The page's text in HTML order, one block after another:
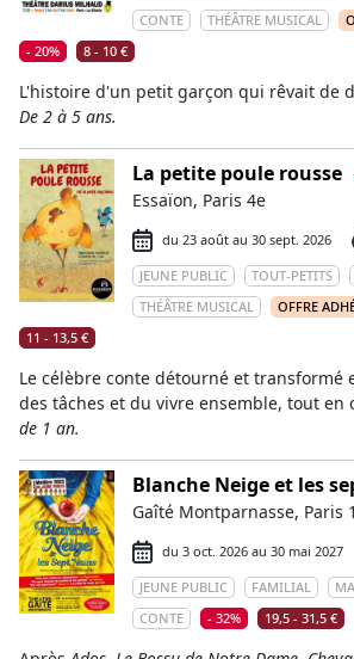
CONTE
THÉÂTRE MUSICAL
- 20%
8 - 10 €
L'histoire d'un petit garçon qui rêvait de
De 2 à 5 ans.
La petite poule rousse
Essaïon, Paris 4e
du 23 août au 30 sept. 2026
JEUNE PUBLIC
TOUT-PETITS
THÉÂTRE MUSICAL
OFFRE
11 - 13,5 €
Le célèbre conte détourné et transformé
des tâches et du vivre ensemble, tout en
de 1 an.
Blanche Neige et les
Gaîté Montparnasse, Paris
du 3 oct. 2026 au 30 mai 2027
JEUNE PUBLIC
FAMILIAL
CONTE
- 32% 19,5 - 31,5 €